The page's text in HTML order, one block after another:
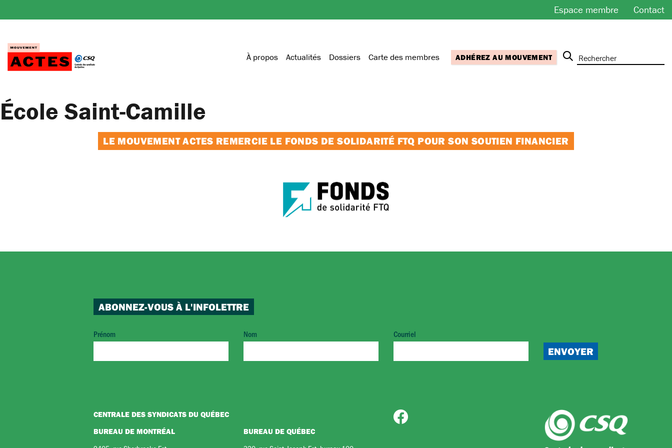
au
Espace membre Contact
À propos Actualités Dossiers Carte des membres ADHÉREZ AU MOUVEMENT
École Saint-Camille
LE MOUVEMENT ACTES REMERCIE LE FONDS DE SOLIDARITÉ FTQ POUR SON SOUTIEN FINANCIER
ABONNEZ-VOUS À L'INFOLETTRE
Prénom Nom Courriel
CENTRALE DES SYNDICATS DU QUÉBEC
BUREAU DE MONTRÉAL
BUREAU DE QUÉBEC